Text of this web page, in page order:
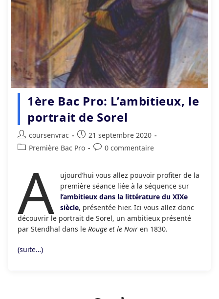
1ère Bac Pro: L’ambitieux, le
portrait de Sorel
Auteur/autrice
de
coursenvrac
Publication
publiée :
21 septembre 2020
PostPremière Bac Pro
Commentaires
publication :
0 commentaire
A
ujourd’hui vous allez pouvoir profiter de la
première séance liée à la séquence sur
l’ambitieux dans la littérature du XIXe
siècle, présentée hier. Ici vous allez donc
découvrir le portrait de Sorel, un ambitieux présenté
par Stendhal dans le Rouge et le Noiren 1830.
(suite…)